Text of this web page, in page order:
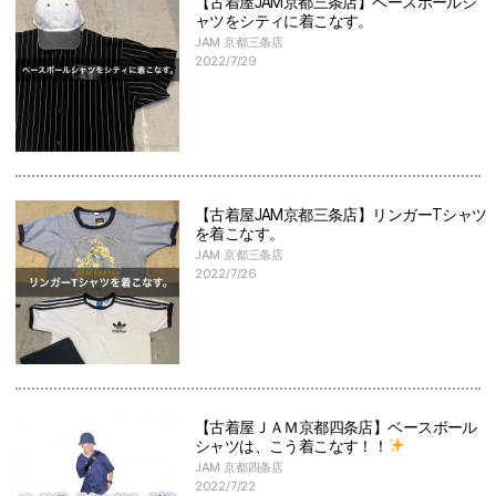
ャツをシティに着こなす。
JAM 京都三条店
2022/7/29
【古着屋JAM京都三条店】リンガーTシャツ
を着こなす。
JAM 京都三条店
2022/7/26
【古着屋ＪＡＭ京都四条店】ベースボール
シャツは、こう着こなす！！
JAM 京都四条店
2022/7/22